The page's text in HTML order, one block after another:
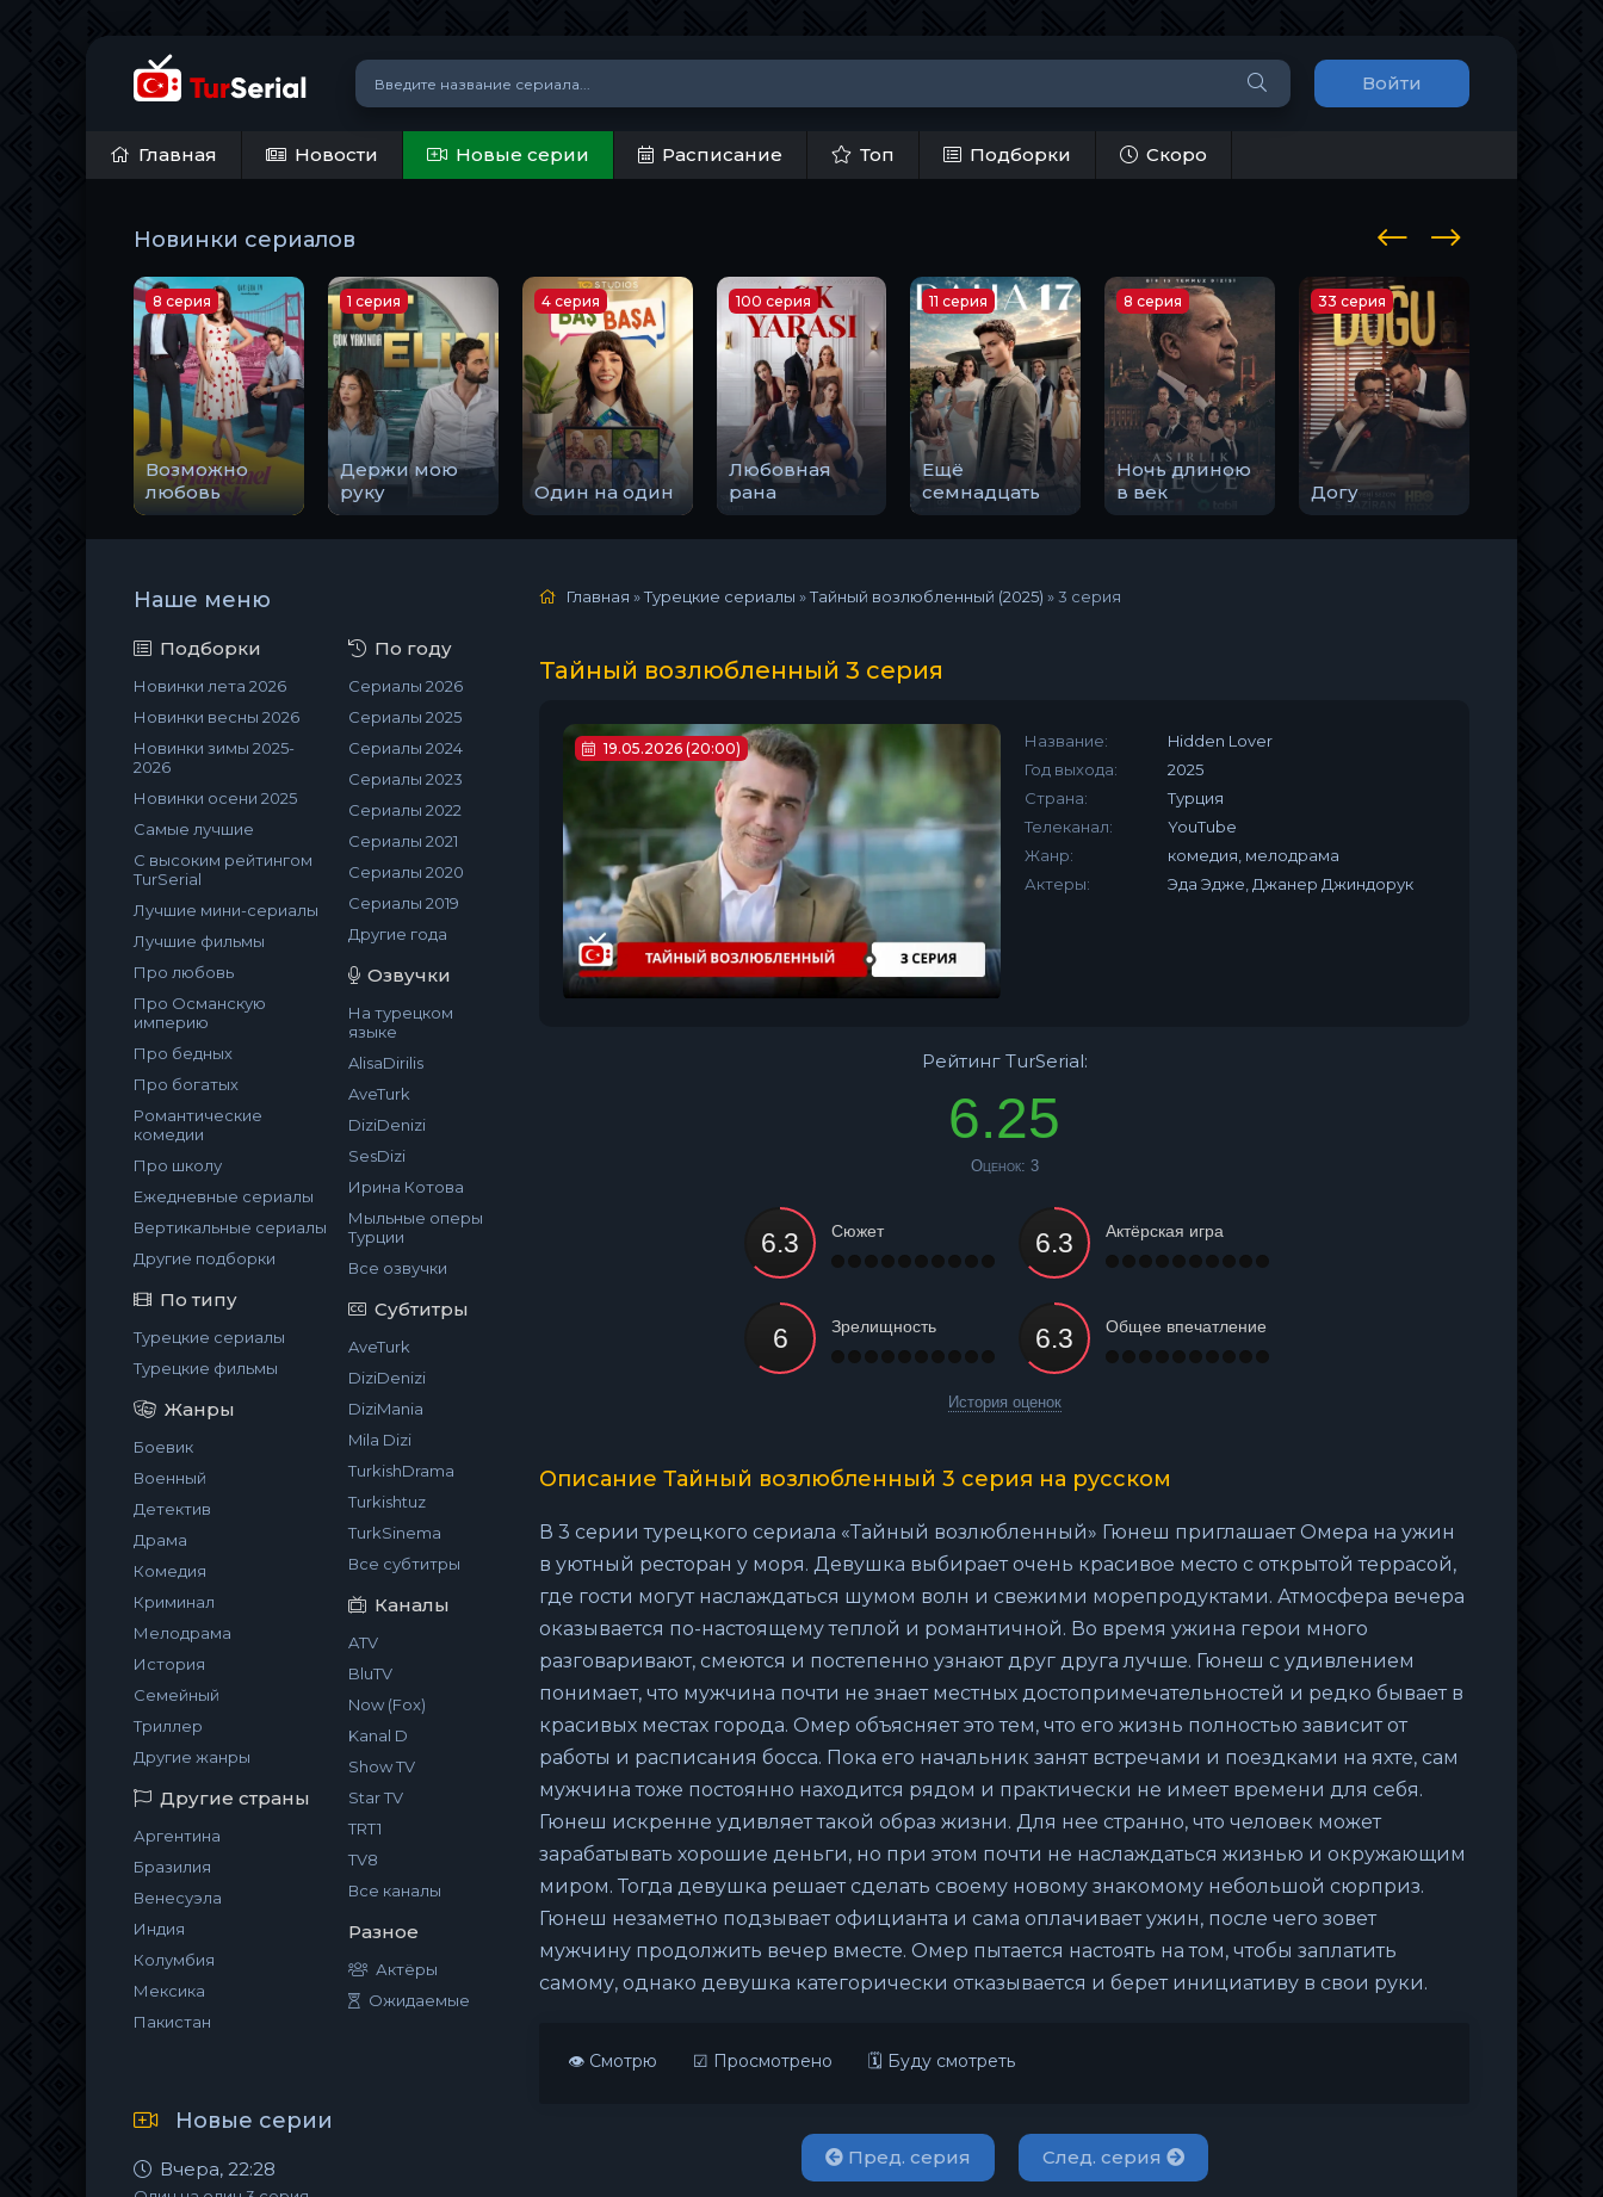
Войти
Главная Новости Новые серии Расписание Топ Подборки Скоро
Новинки сериалов
Возможно
любовь
8 серия
Держи мою
руку
1 серия
Один на один
4 серия
Любовная
рана
100 серия
Ещё
семнадцать
11 серия
Ночь длиною
в век
8 серия
Догу
33 серия
Наше меню
Подборки
Новинки лета 2026
Новинки весны 2026
Новинки зимы 2025-
2026
Новинки осени 2025
Самые лучшие
С высоким рейтингом
TurSerial
Лучшие мини-сериалы
Лучшие фильмы
Про любовь
Про Османскую
империю
Про бедных
Про богатых
Романтические
комедии
Про школу
Ежедневные сериалы
Вертикальные сериалы
Другие подборки
По типу
Турецкие сериалы
Турецкие фильмы
Жанры
Боевик
Военный
Детектив
Драма
Комедия
Криминал
Мелодрама
История
Семейный
Триллер
Другие жанры
Другие страны
Аргентина
Бразилия
Венесуэла
Индия
Колумбия
Мексика
Пакистан
По году
Сериалы 2026
Сериалы 2025
Сериалы 2024
Сериалы 2023
Сериалы 2022
Сериалы 2021
Сериалы 2020
Сериалы 2019
Другие года
Озвучки
На турецком
языке
AlisaDirilis
AveTurk
DiziDenizi
SesDizi
Ирина Котова
Мыльные оперы
Турции
Все озвучки
Субтитры
AveTurk
DiziDenizi
DiziMania
Mila Dizi
TurkishDrama
Turkishtuz
TurkSinema
Все субтитры
Каналы
ATV
BluTV
Now (Fox)
Kanal D
Show TV
Star TV
TRT1
TV8
Все каналы
Разное
Актёры
Ожидаемые
Новые серии
Вчера, 22:28
Главная »Турецкие сериалы »Тайный возлюбленный (2025) »3 серия
Тайный возлюбленный 3 серия
19.05.2026 (20:00) Название:
Hidden Lover
Год выхода:
2025
Страна:
Турция
Телеканал:
YouTube
Жанр:
комедия, мелодрама
Актеры:
Эда Эдже, Джанер Джиндорук
Рейтинг TurSerial:
6.25
Оценок: 3
Сюжет Актёрская игра
Зрелищность Общее впечатление
История оценок
Описание Тайный возлюбленный 3 серия на русском
В 3 серии турецкого сериала «Тайный возлюбленный» Гюнеш приглашает Омера на ужин
в уютный ресторан у моря. Девушка выбирает очень красивое место с открытой террасой,
где гости могут наслаждаться шумом волн и свежими морепродуктами. Атмосфера вечера
оказывается по-настоящему теплой и романтичной. Во время ужина герои много
разговаривают, смеются и постепенно узнают друг друга лучше. Гюнеш с удивлением
понимает, что мужчина почти не знает местных достопримечательностей и редко бывает в
красивых местах города. Омер объясняет это тем, что его жизнь полностью зависит от
работы и расписания босса. Пока его начальник занят встречами и поездками на яхте, сам
мужчина тоже постоянно находится рядом и практически не имеет времени для себя.
Гюнеш искренне удивляет такой образ жизни. Для нее странно, что человек может
зарабатывать хорошие деньги, но при этом почти не наслаждаться жизнью и окружающим
миром. Тогда девушка решает сделать своему новому знакомому небольшой сюрприз.
Гюнеш незаметно подзывает официанта и сама оплачивает ужин, после чего зовет
мужчину продолжить вечер вместе. Омер пытается настоять на том, чтобы заплатить
самому, однако девушка категорически отказывается и берет инициативу в свои руки.
👁 Смотрю ☑ Просмотрено 🗓 Буду смотреть
Пред. серия След. серия